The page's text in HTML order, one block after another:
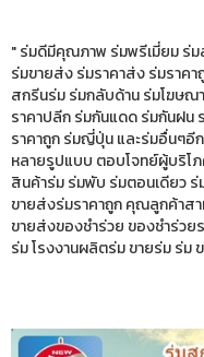
" ร่มดีมีคุณภาพ ร่มพรีเมี่ยม ร่
ร่มขายส่ง ร่มราคาส่ง ร่มราค
สกรีนร่ม ร่มกลับด้าน ร่มโฆษณ
ราคาปลีก ร่มกันแดด ร่มกันฝน
ราคาถูก ร่มญี่ปุ่น และร่มอื่นๆอี
หลายรูปแบบ ตอบโจทย์ผู้บริโ
สินค้าร่ม ร่มพับ ร่มตอนเดียว ร่
ขายส่งร่มราคาถูก คุณลูกค้าสา
ขายส่งของชำร่วย ของชำร่ว
ร่ม โรงงานผลิตร่ม ขายร่ม ร่ม